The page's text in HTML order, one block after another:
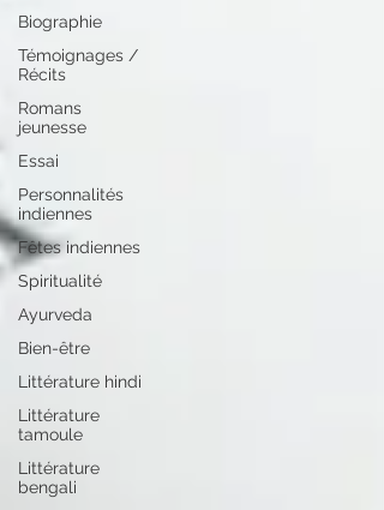
Biographie
Témoignages /
Récits
Romans
jeunesse
Essai
Personnalités
indiennes
Fêtes indiennes
Spiritualité
Ayurveda
Bien-être
Littérature hindi
Littérature
tamoule
Littérature
bengali